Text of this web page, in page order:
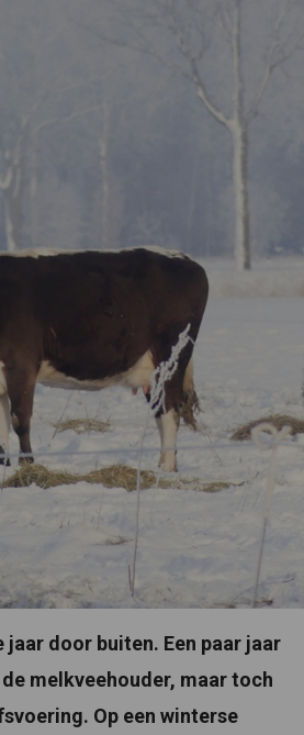
jaar door buiten. Een paar jaar
melkveehouder, maar toch
Op een winterse